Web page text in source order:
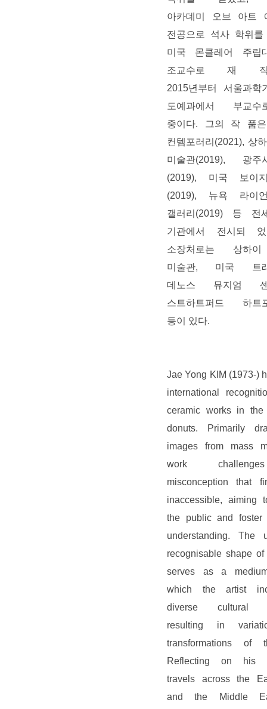
아카데미 오브 아트
전공으로 석사 학위를
미국 몬클레어 주립
조교수로 재 직
2015년부터 서울과학
도예과에서 부교
중이다. 그의 작 품
컨템포러리(2021), 상
미술관(2019), 광주
(2019), 미국 보이
(2019), 뉴욕 라이
갤러리(2019) 등 전
기관에서 전시되
소장처로는 상하
미술관, 미국 트래
데노스 뮤지엄
스트하트퍼드 하트
등이 있다.
Jae Yong KIM (1973-)
international
ceramic works in
donuts. Primarily
images from mass
work
misconception that
inaccessible, aiming
the public and foster
understanding. The
recognisable shape
serves as a
which the artist
diverse cultural
resulting in
transformations of
Reflecting on his
travels across the
and the Middle